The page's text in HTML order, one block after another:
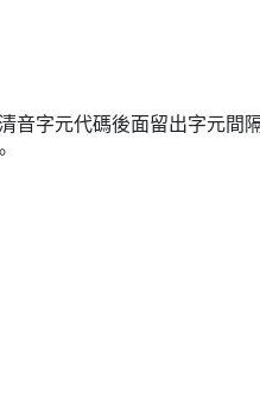
音字元代碼後面留出字元間